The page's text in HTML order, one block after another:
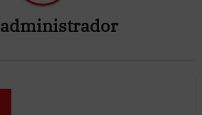
administrador